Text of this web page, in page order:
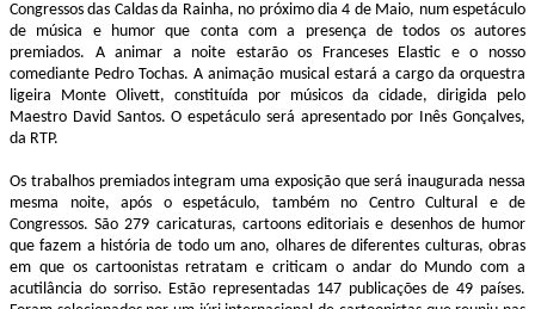
Congressos das Caldas da Rainha, no próximo dia 4 de Maio, num espetáculo
de música e humor que conta com a presença de todos os autores
premiados. A animar a noite estarão os Franceses Elastic e o nosso
comediante Pedro Tochas. A animação musical estará a cargo da orquestra
ligeira Monte Olivett, constituída por músicos da cidade, dirigida pelo
Maestro David Santos. O espetáculo será apresentado por Inês Gonçalves,
da RTP.
Os trabalhos premiados integram uma exposição que será inaugurada nessa
mesma noite, após o espetáculo, também no Centro Cultural e de
Congressos. São 279 caricaturas, cartoons editoriais e desenhos de humor
que fazem a história de todo um ano, olhares de diferentes culturas, obras
em que os cartoonistas retratam e criticam o andar do Mundo com a
acutilância do sorriso. Estão representadas 147 publicações de 49 países.